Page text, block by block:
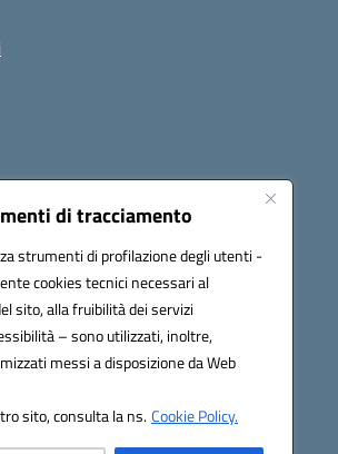
di tracciamento
strumenti di profilazione degli utenti -
cookies tecnici necessari al
sito, alla fruibilità dei servizi
– sono utilizzati, inoltre,
messi a disposizione da Web
sito, consulta la ns.Cookie Policy.